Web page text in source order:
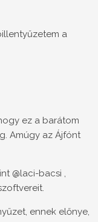
a
ez a barátom
Amúgy az Ájfónt
@laci-bacsi ,
ennek előnye,